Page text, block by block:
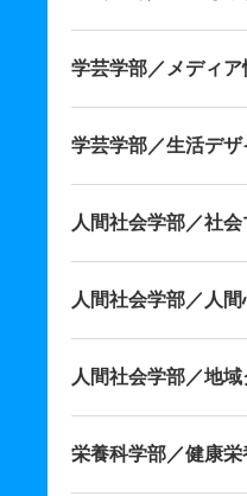
学芸学部／メディア
学芸学部／生活デザ
人間社会学部／社
人間社会学部／人
人間社会学部／地
栄養科学部／健康栄